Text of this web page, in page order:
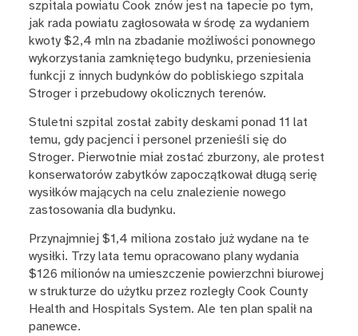
szpitala powiatu Cook znów jest na tapecie po tym,
jak rada powiatu zagłosowała w środę za wydaniem
kwoty $2,4 mln na zbadanie możliwości ponownego
wykorzystania zamkniętego budynku, przeniesienia
funkcji z innych budynków do pobliskiego szpitala
Stroger i przebudowy okolicznych terenów.
Stuletni szpital został zabity deskami ponad 11 lat
temu, gdy pacjenci i personel przenieśli się do
Stroger. Pierwotnie miał zostać zburzony, ale protest
konserwatorów zabytków zapoczątkował długą serię
wysiłków mających na celu znalezienie nowego
zastosowania dla budynku.
Przynajmniej $1,4 miliona zostało już wydane na te
wysiłki. Trzy lata temu opracowano plany wydania
$126 milionów na umieszczenie powierzchni biurowej
w strukturze do użytku przez rozległy Cook County
Health and Hospitals System. Ale ten plan spalił na
panewce.